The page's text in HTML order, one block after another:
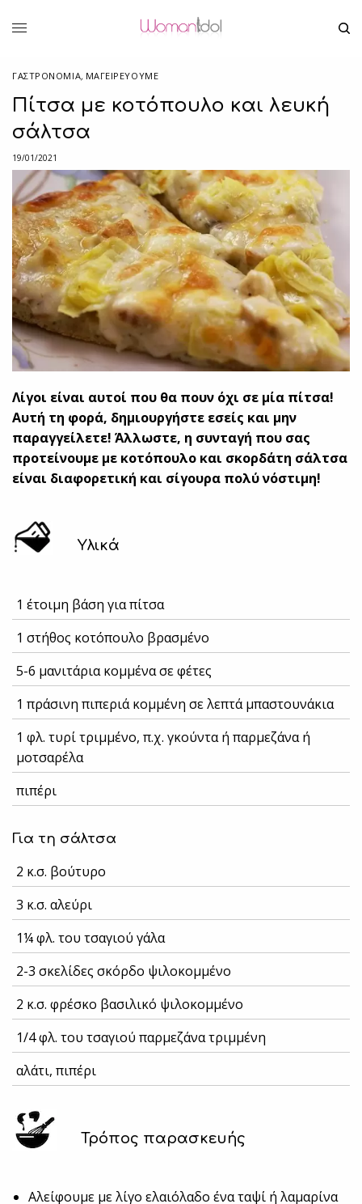
ΓΑΣΤΡΟΝΟΜΙΑ, ΜΑΓΕΙΡΕΎΟΥΜΕ
Πίτσα με κοτόπουλο και λευκή
σάλτσα
19/01/2021
Λίγοι είναι αυτοί που θα πουν όχι σε μία πίτσα!
Αυτή τη φορά, δημιουργήστε εσείς και μην
παραγγείλετε! Άλλωστε, η συνταγή που σας
προτείνουμε με κοτόπουλο και σκορδάτη σάλτσα
είναι διαφορετική και σίγουρα πολύ νόστιμη!
Υλικά
1 έτοιμη βάση για πίτσα
1 στήθος κοτόπουλο βρασμένο
5-6 μανιτάρια κομμένα σε φέτες
1 πράσινη πιπεριά κομμένη σε λεπτά μπαστουνάκια
1 φλ. τυρί τριμμένο, π.χ. γκούντα ή παρμεζάνα ή
μοτσαρέλα
πιπέρι
Για τη σάλτσα
2 κ.σ. βούτυρο
3 κ.σ. αλεύρι
1¼ φλ. του τσαγιού γάλα
2-3 σκελίδες σκόρδο ψιλοκομμένο
2 κ.σ. φρέσκο βασιλικό ψιλοκομμένο
1/4 φλ. του τσαγιού παρμεζάνα τριμμένη
αλάτι, πιπέρι
Τρόπος παρασκευής
Αλείφουμε με λίγο ελαιόλαδο ένα ταψί ή λαμαρίνα